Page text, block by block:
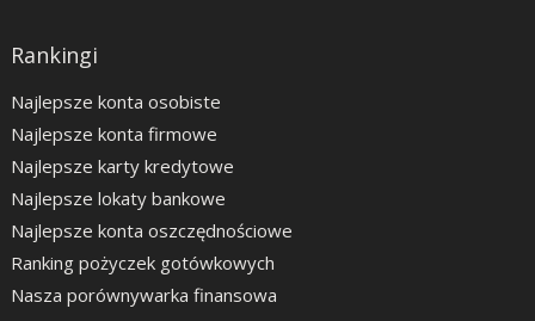
Rankingi
Najlepsze konta osobiste
Najlepsze konta firmowe
Najlepsze karty kredytowe
Najlepsze lokaty bankowe
Najlepsze konta oszczędnościowe
Ranking pożyczek gotówkowych
Nasza porównywarka finansowa